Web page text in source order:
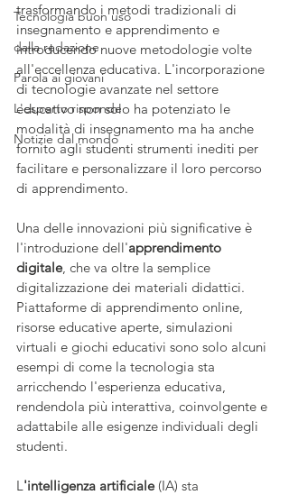
Tecnologia buon uso
dalla redazione
Parola ai giovani
L'esperto risponde
Notizie dal mondo
trasformando i metodi tradizionali di
insegnamento e apprendimento e
introducendo nuove metodologie volte
all'eccellenza educativa. L'incorporazione
di tecnologie avanzate nel settore
educativo non solo ha potenziato le
modalità di insegnamento ma ha anche
fornito agli studenti strumenti inediti per
facilitare e personalizzare il loro percorso
di apprendimento.
Una delle innovazioni più significative è
l'introduzione dell'apprendimento
digitale, che va oltre la semplice
digitalizzazione dei materiali didattici.
Piattaforme di apprendimento online,
risorse educative aperte, simulazioni
virtuali e giochi educativi sono solo alcuni
esempi di come la tecnologia sta
arricchendo l'esperienza educativa,
rendendola più interattiva, coinvolgente e
adattabile alle esigenze individuali degli
studenti.
L'intelligenza artificiale (IA) sta